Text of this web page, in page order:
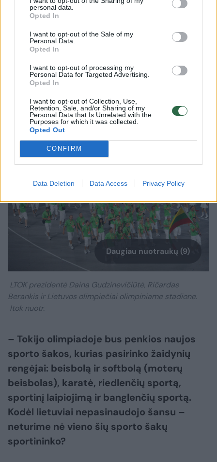
personal data.
Opted In
I want to opt-out of the Sale of my
Personal Data.
Opted In
I want to opt-out of processing my
Personal Data for Targeted Advertising.
Opted In
I want to opt-out of Collection, Use,
Retention, Sale, and/or Sharing of my
Personal Data that Is Unrelated with the
Purposes for which it was collected.
Opted Out
CONFIRM
Data Deletion Data Access Privacy Policy
Tiesą pasakius, Karolis jau turėjo pasirodyti ir
Rio de Žaneiro olimpiadoje.
Tačiau tada vardinis kvietimas kažkodėl buvo
atiduotas ne perspektyviam
trisdešimtmečiui K.Giruliui, o dviem
dešimtmečiais vyresniam stendinio
šaudymo atstovui Ronaldui Račinskui.
Daugiau nuotraukų (9)
LTOK prezidentė Daina Gudzinevičiūtė, Ričardas
Berankis ir Lietuvos olimpiečiai olimpiniame stadione.
ltok nuotr.
– Tokijo olimpiadoje bus penkios naujos
sporto šakos, kurias pasirinko žaidynių
rengėjai: beisbolą ir softbolą (moterų
beisbolas), karatė, riedlenčių sportą,
sportinį laipiojimą ir banglenčių sportą.
Kodėl lietuviai nepasinaudojo šansu –
neturime nė vieno šių sporto šakų
sportininko?